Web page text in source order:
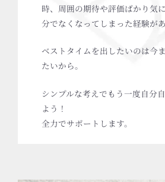
時、周囲の期待や評価ばかり気
分でなくなってしまった経験があ
ベストタイムを出したいのは今
たいから。
シンプルな考えでもう一度自分
よう！
全力でサポートします。